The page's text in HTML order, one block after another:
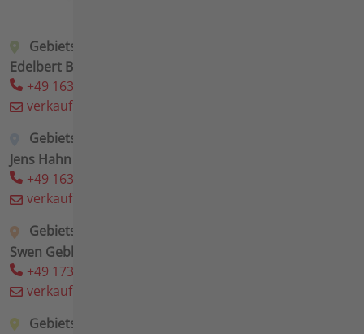
Gebietsleiter Nord
Edelbert Banse
+49 163 6539 518
verkauf.nord(at)agria(dot)de
Gebietsleiter Ost
Jens Hahn
+49 163 6539 516
verkauf.ost(at)agria(dot)de
Gebietsleiter West
Swen Gebhardt
+49 173 6539 369
verkauf.west(at)agria(dot)de
Gebietsleiter Mitte